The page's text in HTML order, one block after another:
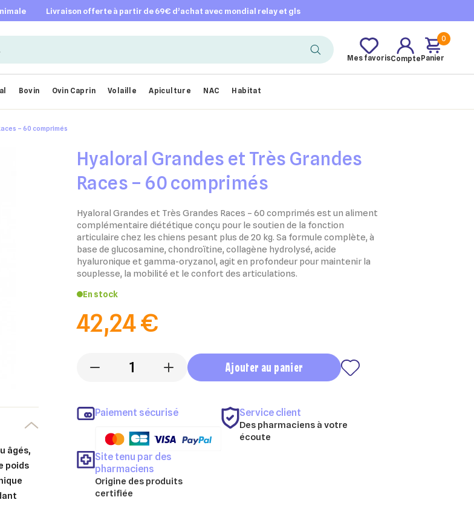
livraison offerte à partir de 69€ d’achat avec mondial relay et gls
Mes favorisCompte
0
Panier
Bovin Ovin Caprin Volaille Apiculture NAC Habitat
– 60 comprimés
Hyaloral Grandes et Très Grandes
Races – 60 comprimés
Hyaloral Grandes et Très Grandes Races – 60 comprimés est un aliment
complémentaire diététique conçu pour le soutien de la fonction
articulaire chez les chiens pesant plus de 20 kg. Sa formule complète, à
base de glucosamine, chondroïtine, collagène hydrolysé, acide
hyaluronique et gamma-oryzanol, agit en profondeur pour maintenir la
souplesse, la mobilité et le confort des articulations.
En stock
42,24 €
- + Ajouter au panier
Paiement sécurisé Service client
Des pharmaciens à votre
écoute
Site tenu par des
pharmaciens
Origine des produits
certifiée
âgés,
poids